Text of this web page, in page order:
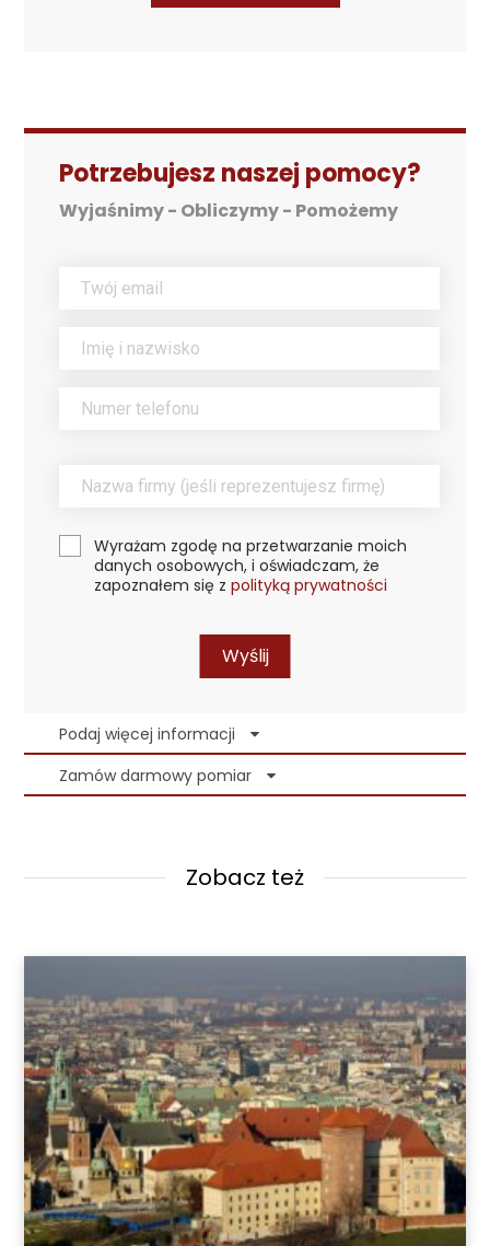
Potrzebujesz naszej pomocy?
Chcesz obliczyć ile zaoszczędzisz na
Wyrażam zgodę na przetwarzanie moich
danych osobowych, i oświadczam, że
Wyślij